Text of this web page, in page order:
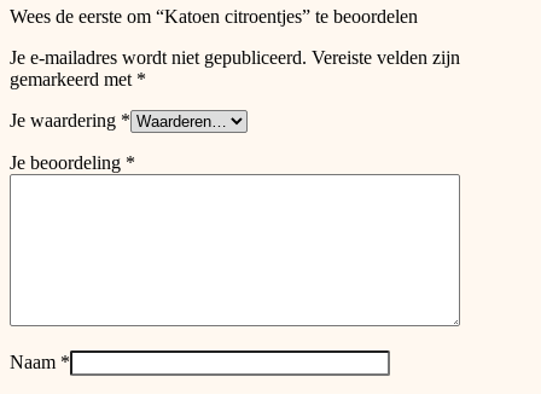
Wees de eerste om “Katoen citroentjes” te beoordelen
Je e-mailadres wordt niet gepubliceerd. Vereiste velden zijn
gemarkeerd met *
Je waardering *
Je beoordeling *
Naam *